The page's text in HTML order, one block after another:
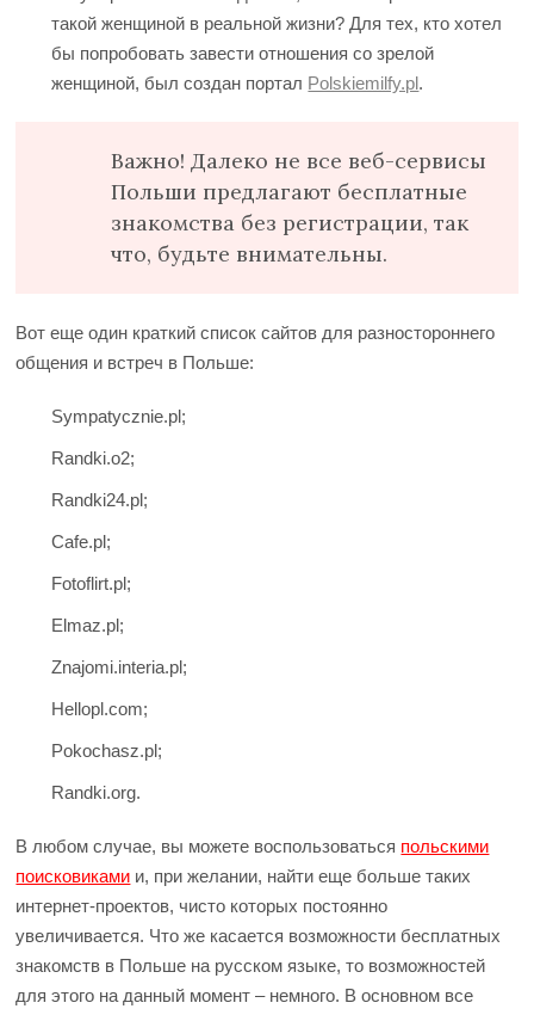
такой женщиной в реальной жизни? Для тех, кто хотел
бы попробовать завести отношения со зрелой
женщиной, был создан портал Polskiemilfy.pl.
Важно! Далеко не все веб-сервисы
Польши предлагают бесплатные
знакомства без регистрации, так
что, будьте внимательны.
Вот еще один краткий список сайтов для разностороннего
общения и встреч в Польше:
Sympatycznie.pl;
Randki.o2;
Randki24.pl;
Cafe.pl;
Fotoflirt.pl;
Elmaz.pl;
Znajomi.interia.pl;
Hellopl.com;
Pokochasz.pl;
Randki.org.
В любом случае, вы можете воспользоваться польскими
поисковиками и, при желании, найти еще больше таких
интернет-проектов, чисто которых постоянно
увеличивается. Что же касается возможности бесплатных
знакомств в Польше на русском языке, то возможностей
для этого на данный момент – немного. В основном все